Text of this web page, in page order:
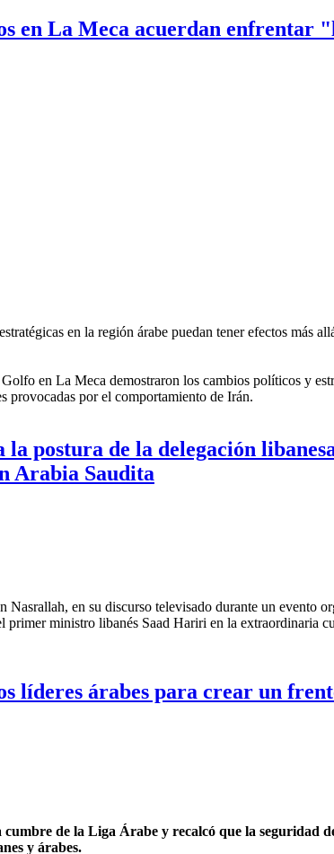
en La Meca acuerdan enfrentar
en la región árabe puedan tener efectos más
en La Meca demostraron los cambios políticos y
provocadas por el comportamiento de Irán.
la postura de la delegación
Arabia Saudita
Nasrallah, en su discurso televisado durante un evento
primer ministro libanés Saad Hariri en la extraordinaria
líderes árabes para crear un
de la Liga Árabe y recalcó que la seguridad
y árabes.